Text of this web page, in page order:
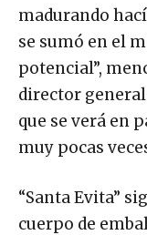
madurando
se sumó en el
potencial”,
director
que se verá en
muy pocas
“Santa Evita”
cuerpo de